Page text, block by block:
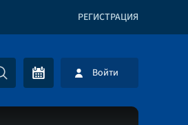
РЕГИСТРАЦИЯ
Войти